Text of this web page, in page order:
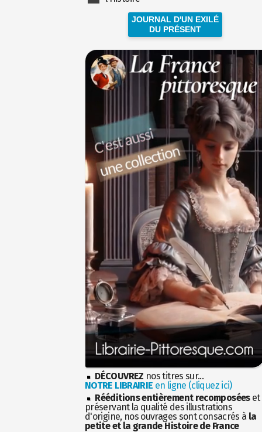
JOURNAL D'UN EXILÉ
DU PRÉSENT
DÉCOUVREZ nos titres sur...
NOTRE LIBRAIRIE en ligne (cliquez ici)
Rééditions entièrement recomposéeset
préservant la qualité des illustrations
d'origine, nos ouvrages sont consacrés à la
petite et la grande Histoire de France